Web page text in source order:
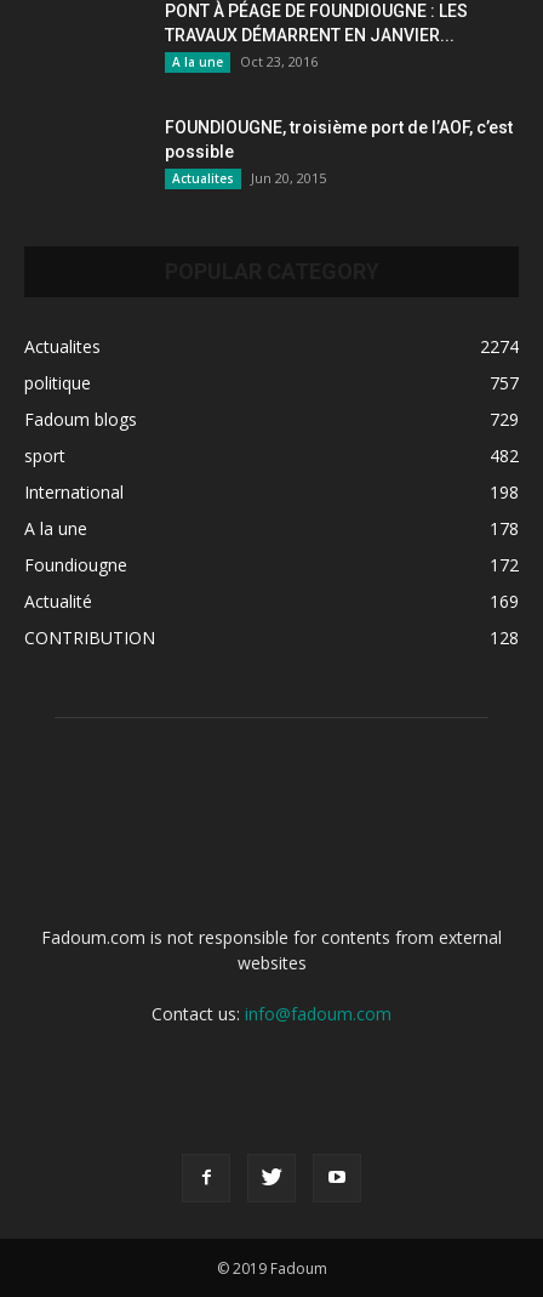
PONT À PÉAGE DE FOUNDIOUGNE : LES
TRAVAUX DÉMARRENT EN JANVIER...
A la une Oct 23, 2016
FOUNDIOUGNE, troisième port de l’AOF, c’est
possible
Actualites Jun 20, 2015
Actualites
2274
politique
757
Fadoum blogs
729
sport
482
International
198
A la une
178
Foundiougne
172
Actualité
169
CONTRIBUTION
128
Fadoum.com is not responsible for contents from external
websites
Contact us: info@fadoum.com
© 2019 Fadoum